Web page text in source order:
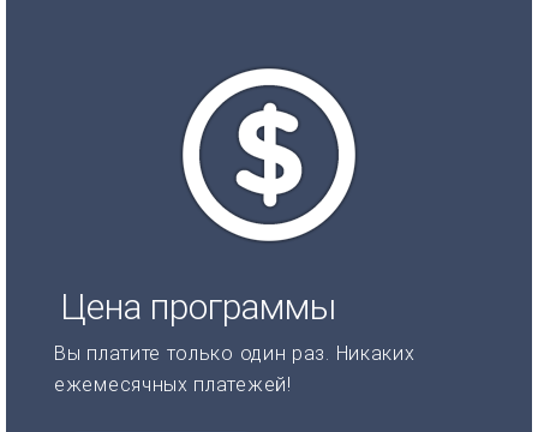
Цена программы
Вы платите только один раз. Никаких
ежемесячных платежей!